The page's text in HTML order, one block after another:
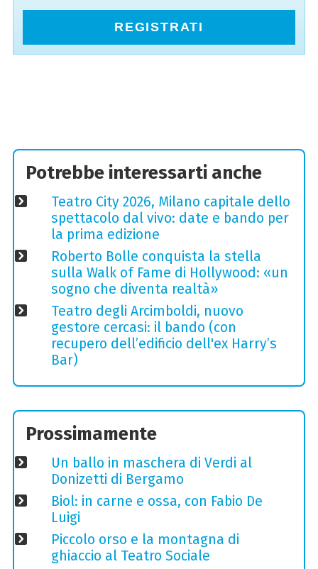
REGISTRATI
Potrebbe interessarti anche
Teatro City 2026, Milano capitale dello
spettacolo dal vivo: date e bando per
la prima edizione
Roberto Bolle conquista la stella
sulla Walk of Fame di Hollywood: «un
sogno che diventa realtà»
Teatro degli Arcimboldi, nuovo
gestore cercasi: il bando (con
recupero dell’edificio dell'ex Harry’s
Bar)
Prossimamente
Un ballo in maschera di Verdi al
Donizetti di Bergamo
Biol: in carne e ossa, con Fabio De
Luigi
Piccolo orso e la montagna di
ghiaccio al Teatro Sociale